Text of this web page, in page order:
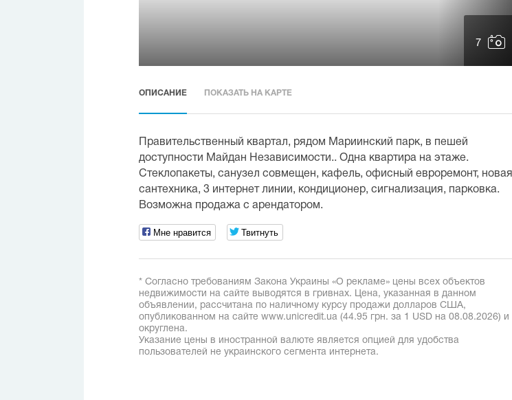
7
ОПИСАНИЕ ПОКАЗАТЬ НА КАРТЕ
Правительственный квартал, рядом Мариинский парк, в пешей
доступности Майдан Независимости.. Одна квартира на этаже.
Стеклопакеты, санузел совмещен, кафель, офисный евроремонт, новая
сантехника, 3 интернет линии, кондиционер, сигнализация, парковка.
Возможна продажа с арендатором.
Мне нравится Твитнуть
* Согласно требованиям Закона Украины «О рекламе» цены всех объектов
недвижимости на сайте выводятся в гривнах. Цена, указанная в данном
объявлении, рассчитана по наличному курсу продажи долларов США,
опубликованном на сайте www.unicredit.ua (44.95 грн. за 1 USD на 08.08.2026) и
округлена.
Указание цены в иностранной валюте является опцией для удобства
пользователей не украинского сегмента интернета.